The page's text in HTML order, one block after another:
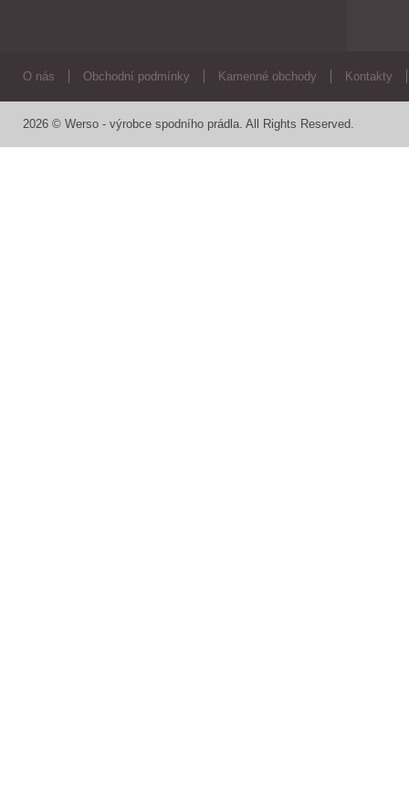
O nás Obchodní podmínky Kamenné obchody Kontakty
2026 © Werso - výrobce spodního prádla. All Rights Reserved.